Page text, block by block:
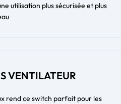
utilisation plus sécurisée et plus
VENTILATEUR
rend ce switch parfait pour les